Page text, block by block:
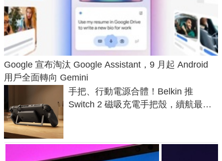
Google 宣布淘汰 Google Assistant，9 月起 Android
用戶全面轉向 Gemini
手把、行動電源合體！Belkin 推
Switch 2 磁吸充電手把殼，續航最高